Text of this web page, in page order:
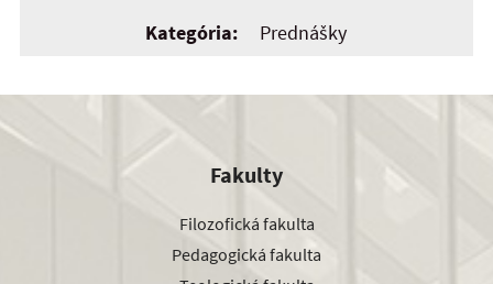
Kategória:
Prednášky
Fakulty
Filozofická fakulta
Pedagogická fakulta